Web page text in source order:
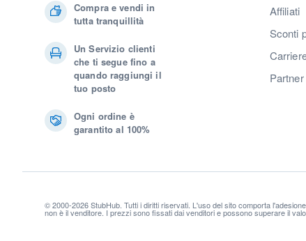
Compra e vendi in
tutta tranquillità
Un Servizio clienti
che ti segue fino a
quando raggiungi il
tuo posto
Ogni ordine è
garantito al 100%
Affiliati
Sconti
Partner
© 2000-2026 StubHub. Tutti i diritti riservati. L'uso del sito comporta
non è il venditore. I prezzi sono fissati dai venditori e possono superare il